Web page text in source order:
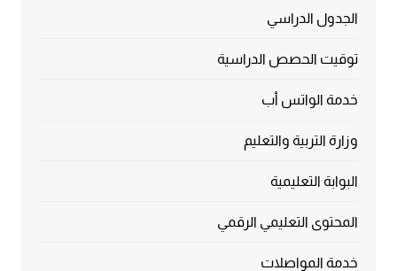
الجدول الدراسي
توقيت الحصص الدراسية
خدمة الواتس أب
وزارة التربية والتعليم
البوابة التعليمية
المحتوى التعليمي الرقمي
خدمة المواصلات